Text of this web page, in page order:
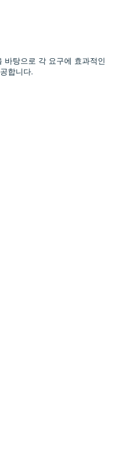
바탕으로 각 요구에 효과적인
합니다.